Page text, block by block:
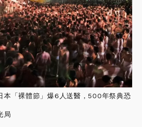
本「裸體節」爆6人送醫，500年祭典恐
局